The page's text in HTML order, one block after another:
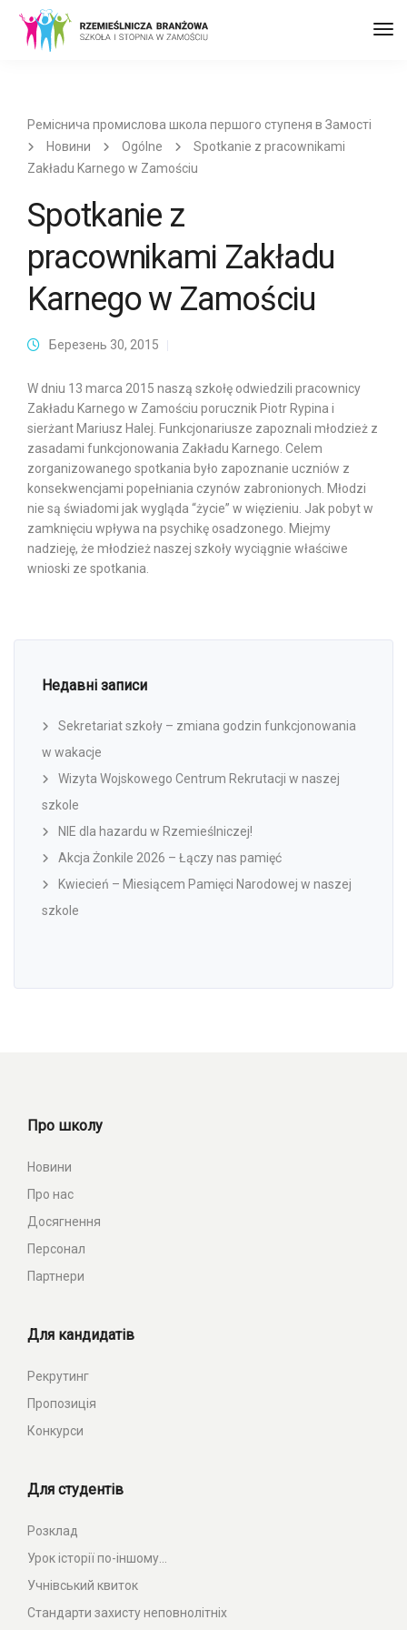
Реміснича промислова школа першого ступеня в Замості
Новини
Ogólne
Spotkanie z pracownikami
Zakładu Karnego w Zamościu
Spotkanie z
pracownikami Zakładu
Karnego w Zamościu
Березень 30, 2015
W dniu 13 marca 2015 naszą szkołę odwiedzili pracownicy
Zakładu Karnego w Zamościu porucznik Piotr Rypina i
sierżant Mariusz Halej. Funkcjonariusze zapoznali młodzież z
zasadami funkcjonowania Zakładu Karnego. Celem
zorganizowanego spotkania było zapoznanie uczniów z
konsekwencjami popełniania czynów zabronionych. Młodzi
nie są świadomi jak wygląda “życie” w więzieniu. Jak pobyt w
zamknięciu wpływa na psychikę osadzonego. Miejmy
nadzieję, że młodzież naszej szkoły wyciągnie właściwe
wnioski ze spotkania.
Недавні записи
Sekretariat szkoły – zmiana godzin funkcjonowania
w wakacje
Wizyta Wojskowego Centrum Rekrutacji w naszej
szkole
NIE dla hazardu w Rzemieślniczej!
Akcja Żonkile 2026 – Łączy nas pamięć
Kwiecień – Miesiącem Pamięci Narodowej w naszej
szkole
Про школу
Новини
Про нас
Досягнення
Персонал
Партнери
Для кандидатів
Рекрутинг
Пропозиція
Конкурси
Для студентів
Розклад
Урок історії по-іншому...
Учнівський квиток
Стандарти захисту неповнолітніх